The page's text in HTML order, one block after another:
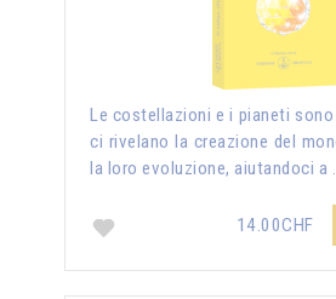
Le costellazioni e i pianeti
ci rivelano la creazione del
la loro evoluzione, aiutandoci a
14.00CHF